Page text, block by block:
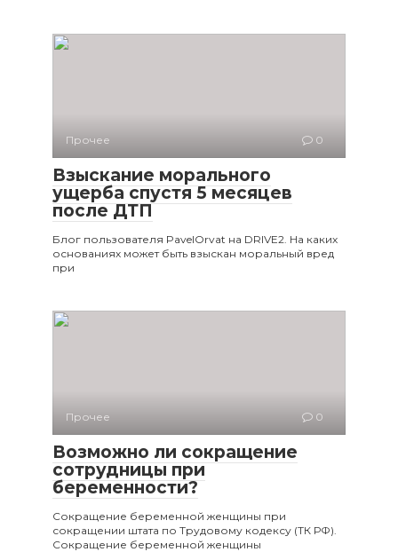
Прочее 0
Взыскание морального
ущерба спустя 5 месяцев
после ДТП
Блог пользователя PavelOrvat на DRIVE2. На каких
основаниях может быть взыскан моральный вред
при
Прочее 0
Возможно ли сокращение
сотрудницы при
беременности?
Сокращение беременной женщины при
сокращении штата по Трудовому кодексу (ТК РФ).
Сокращение беременной женщины